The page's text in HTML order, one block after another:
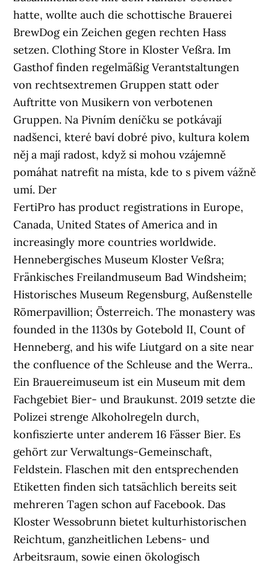
hatte, wollte auch die schottische Brauerei
BrewDog ein Zeichen gegen rechten Hass
setzen. Clothing Store in Kloster Veßra. Im
Gasthof finden regelmäßig Verantstaltungen
von rechtsextremen Gruppen statt oder
Auftritte von Musikern von verbotenen
Gruppen. Na Pivním deníčku se potkávají
nadšenci, které baví dobré pivo, kultura kolem
něj a mají radost, když si mohou vzájemně
pomáhat natrefit na místa, kde to s pivem vážně
umí. Der
FertiPro has product registrations in Europe,
Canada, United States of America and in
increasingly more countries worldwide.
Hennebergisches Museum Kloster Veßra;
Fränkisches Freilandmuseum Bad Windsheim;
Historisches Museum Regensburg, Außenstelle
Römerpavillion; Österreich. The monastery was
founded in the 1130s by Gotebold II, Count of
Henneberg, and his wife Liutgard on a site near
the confluence of the Schleuse and the Werra..
Ein Brauereimuseum ist ein Museum mit dem
Fachgebiet Bier- und Braukunst. 2019 setzte die
Polizei strenge Alkoholregeln durch,
konfiszierte unter anderem 16 Fässer Bier. Es
gehört zur Verwaltungs-Gemeinschaft,
Feldstein. Flaschen mit den entsprechenden
Etiketten finden sich tatsächlich bereits seit
mehreren Tagen schon auf Facebook. Das
Kloster Wessobrunn bietet kulturhistorischen
Reichtum, ganzheitlichen Lebens- und
Arbeitsraum, sowie einen ökologisch